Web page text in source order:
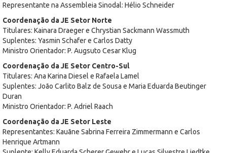
Representante na Assembleia Sinodal: Hélio Schneider
Coordenação da JE Setor Norte
Titulares: Kainara Draeger e Chrystian Sackmann Wassmuth
Suplentes: Yasmin Schafer e Carlos Datty
Ministro Orientador: P. Augsuto Cesar Klug
Coordenação da JE Setor Centro-Sul
Titulares: Ana Karina Diesel e Rafaela Lamel
Suplentes: João Carlito Balz de Sousa e Maria Eduarda Beutinger
Duran
Ministro Orientador: P. Adriel Raach
Coordenação da JE Setor Leste
Representantes: Kauãne Sabrina Ferreira Zimmermann e Carlos
Henrique Artmann